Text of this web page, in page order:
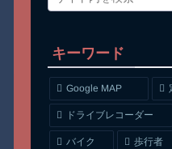
キーワード
Google MAP
ドライブレコーダー
バイク 歩行者